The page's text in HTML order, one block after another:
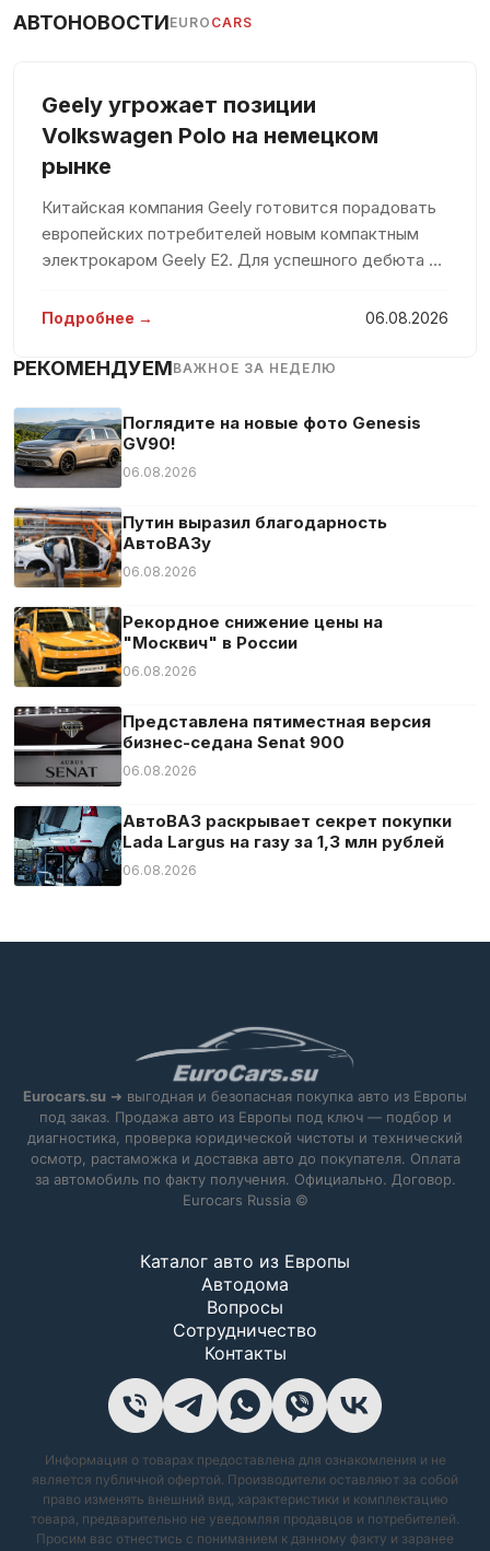
АВТОНОВОСТИEURO CARS
Geely угрожает позиции
Volkswagen Polo на немецком
рынке
Китайская компания Geely готовится порадовать
европейских потребителей новым компактным
электрокаром Geely E2. Для успешного дебюта на
стремясь захватить значительную долю среди
Подробнее → 06.08.2026
РЕКОМЕНДУЕМВАЖНОЕ ЗА НЕДЕЛЮ
Поглядите на новые фото Genesis
GV90!
06.08.2026
Путин выразил благодарность
АвтоВАЗу
06.08.2026
Рекордное снижение цены на
"Москвич" в России
06.08.2026
Представлена пятиместная версия
бизнес-седана Senat 900
06.08.2026
АвтоВАЗ раскрывает секрет покупки
Lada Largus на газу за 1,3 млн рублей
06.08.2026
Eurocars.su ➜ выгодная и безопасная покупка авто из Европы
под заказ. Продажа авто из Европы под ключ — подбор и
диагностика, проверка юридической чистоты и технический
осмотр, растаможка и доставка авто до покупателя. Оплата
за автомобиль по факту получения. Официально. Договор.
Eurocars Russia ©
Каталог авто из Европы
Автодома
Вопросы
Сотрудничество
Контакты
Информация о товарах предоставлена для ознакомления и не
является публичной офертой. Производители оставляют за собой
право изменять внешний вид, характеристики и комплектацию
товара, предварительно не уведомляя продавцов и потребителей.
Просим вас отнестись с пониманием к данному факту и заранее